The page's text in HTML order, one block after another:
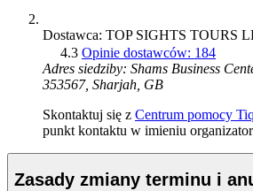
Dostawca: TOP SIGHTS TOURS
4.3 Opinie dostawców: 184
Adres siedziby: Shams Business
353567, Sharjah, GB
Skontaktuj się z Centrum pomocy
punkt kontaktu w imieniu
Zasady zmiany terminu i